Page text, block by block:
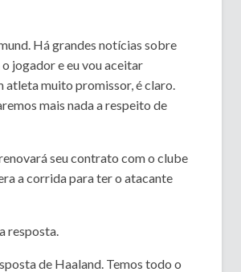
Há grandes notícias sobre
jogador e eu vou aceitar
atleta muito promissor, é claro.
mais nada a respeito de
seu contrato com o clube
a corrida para ter o atacante
resposta.
de Haaland. Temos todo o